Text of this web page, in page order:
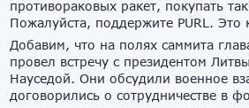
противораковых ракет, покупать
Пожалуйста, поддержите PURL. Это
Добавим, что на полях саммита
провел встречу с президентом
Науседой. Они обсудили военное
договорились о сотрудничестве в